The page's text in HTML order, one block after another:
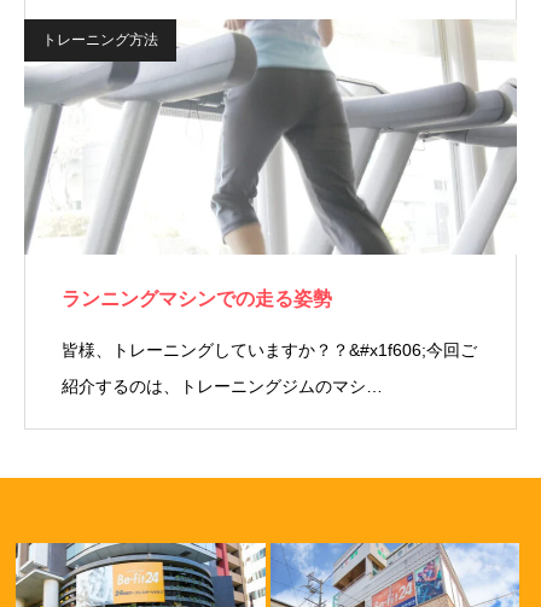
トレーニング方法
ランニングマシンでの走る姿勢
皆様、トレーニングしていますか？？&#x1f606;今回ご
紹介するのは、トレーニングジムのマシ…